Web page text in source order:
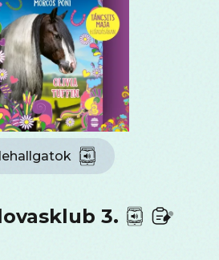
3.